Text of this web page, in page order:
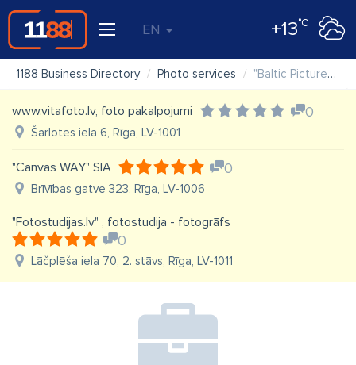
EN +13°C
1188 Business Directory Photo services "Baltic Pictures" SIA
www.vitafoto.lv, foto pakalpojumi 0
Šarlotes iela 6, Rīga, LV-1001
"Canvas WAY" SIA 0
Brīvības gatve 323, Rīga, LV-1006
"Fotostudijas.lv" , fotostudija - fotogrāfs
0
Lāčplēša iela 70, 2. stāvs, Rīga, LV-1011